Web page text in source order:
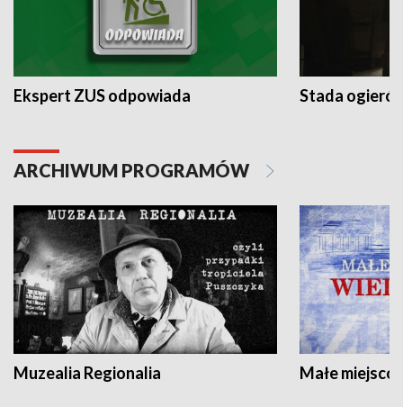
Ekspert ZUS odpowiada Stada
ARCHIWUM PROGRAMÓW
Muzealia Regionalia Małe